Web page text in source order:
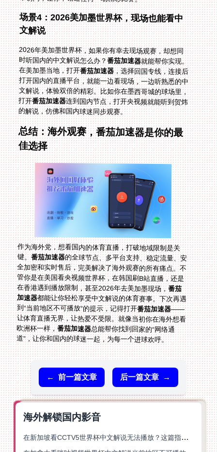
场景4：2026美加墨世界杯，现场也能看中
文解说
2026年美加墨世界杯，如果你有幸去现场观赛，却想同
时听国内的中文解说怎么办？番茄加速器就能帮你实现。
在美加墨当地，打开番茄加速器，选择回国专线，连接后
打开国内的直播平台，就能一边看现场，一边听熟悉的中
文解说，体验双倍的精彩。比如你在墨西哥城的球场里，
打开番茄加速器连到国内节点，打开央视频就能听到贺炜
的解说，仿佛和国内球迷同步观赛。
总结：海外观赛，番茄加速器是你的最
佳选择
作为海外党，想看国内的体育直播，打破地域限制是关
键。番茄加速器的全球节点、多平台支持、稳定流量、安
全加密和实时售后，完美解决了海外观赛的所有痛点。不
管你是在美国看央视频世界杯，在韩国刷B站直播，还是
在香港遇到播放限制，甚至2026年去美加墨现场，番茄
加速器都能让你轻松享受中文解说的体育赛事。下次再遇
到“当前地区不可播放”的提示，记得打开番茄加速器——
让体育直播无界，让热爱不受限。就像当初你在海外想看
欧洲杯一样，番茄加速器总能帮你找到回家的“网络通
道”，让你和国内的球迷一起，为每一个进球欢呼。
← 前一篇文章 后一篇文章 →
海外解锁国内影音
在新加坡看CCTV5世界杯中文解说无法播放？这篇指南帮你解锁海外体育直播自由